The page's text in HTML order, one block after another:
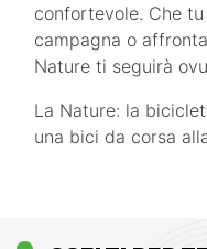
confortevole. Che
campagna o
Nature ti seguirà
La Nature: la
una bici da corsa